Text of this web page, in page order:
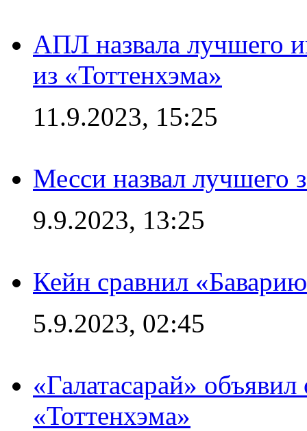
АПЛ назвала лучшего
из «Тоттенхэма»
11.9.2023, 15:25
Месси назвал лучшего
9.9.2023, 13:25
Кейн сравнил
5.9.2023, 02:45
«Галатасарай»
«Тоттенхэма»